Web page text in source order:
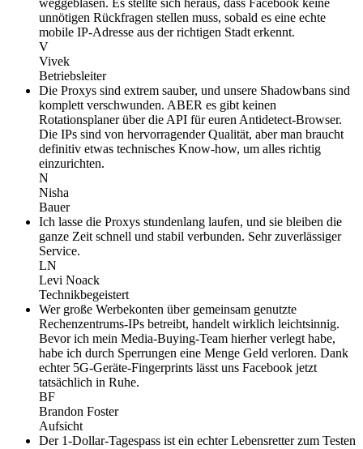
weggeblasen. Es stellte sich heraus, dass Facebook keine
unnötigen Rückfragen stellen muss, sobald es eine echte
mobile IP-Adresse aus der richtigen Stadt erkennt.
V
Vivek
Betriebsleiter
Die Proxys sind extrem sauber, und unsere Shadowbans sind
komplett verschwunden. ABER es gibt keinen
Rotationsplaner über die API für euren Antidetect-Browser.
Die IPs sind von hervorragender Qualität, aber man braucht
definitiv etwas technisches Know-how, um alles richtig
einzurichten.
N
Nisha
Bauer
Ich lasse die Proxys stundenlang laufen, und sie bleiben die
ganze Zeit schnell und stabil verbunden. Sehr zuverlässiger
Service.
LN
Levi Noack
Technikbegeistert
Wer große Werbekonten über gemeinsam genutzte
Rechenzentrums-IPs betreibt, handelt wirklich leichtsinnig.
Bevor ich mein Media-Buying-Team hierher verlegt habe,
habe ich durch Sperrungen eine Menge Geld verloren. Dank
echter 5G-Geräte-Fingerprints lässt uns Facebook jetzt
tatsächlich in Ruhe.
BF
Brandon Foster
Aufsicht
Der 1-Dollar-Tagespass ist ein echter Lebensretter zum Testen